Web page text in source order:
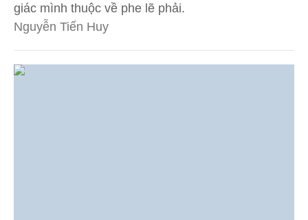
giác mình thuộc về phe lẽ phải.
Nguyễn Tiến Huy